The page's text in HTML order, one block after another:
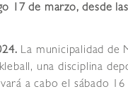
17 de marzo, desde
La municipalidad de
una disciplina
a cabo el sábado